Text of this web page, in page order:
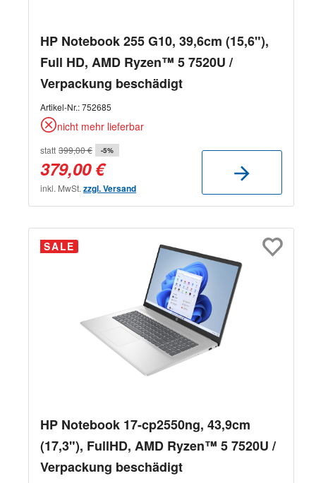
HP Notebook 255 G10, 39,6cm (15,6"),
Full HD, AMD Ryzen™ 5 7520U /
Verpackung beschädigt
Artikel-Nr.:752685
nicht mehr lieferbar
statt 399,00 € -5%
379,00 €
inkl. MwSt. zzgl. Versand
SALE
HP Notebook 17-cp2550ng, 43,9cm
(17,3"), FullHD, AMD Ryzen™ 5 7520U /
Verpackung beschädigt